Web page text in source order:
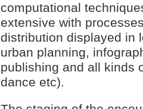
computational
extensive with
distribution displayed in
urban planning,
publishing and all kinds
dance etc).